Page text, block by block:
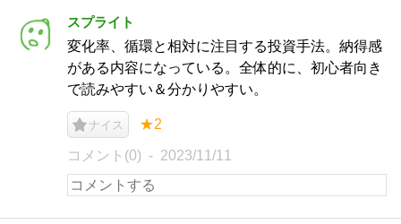
スプライト
変化率、循環と相対に注目する投資手法。納得感
がある内容になっている。全体的に、初心者向き
で読みやすい＆分かりやすい。
ナイス ★2
コメント(0) 2023/11/11